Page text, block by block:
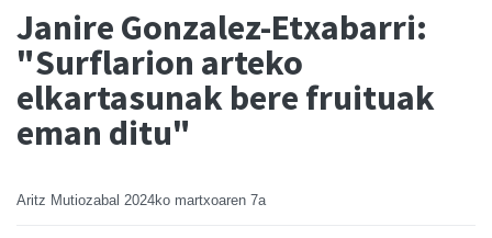
Janire Gonzalez-Etxabarri:
"Surflarion arteko
elkartasunak bere fruituak
eman ditu"
Aritz Mutiozabal 2024ko martxoaren 7a